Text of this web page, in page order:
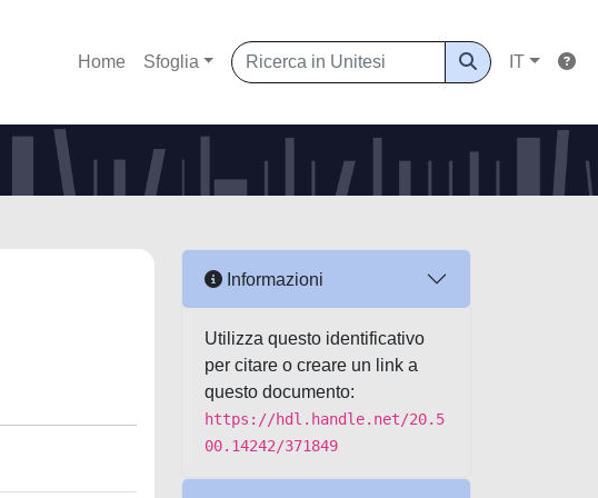
Home Sfoglia IT
Informazioni
Utilizza questo identificativo
per citare o creare un link a
questo documento:
https://hdl.handle.net/20.5
00.14242/371849